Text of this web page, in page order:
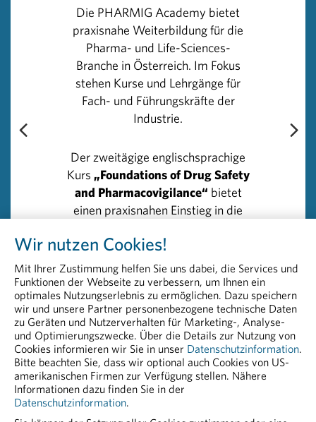
Substanz verabreicht werden darf. Darüber hinaus muss
für jeden einzelnen Studienteilnehmer in einer frühen
Phase ein engmaschiges, diagnostisches Monitoring
gewährleistet sein und eine intensivmedizinische
Notfallversorgung bereitstehen. Für jede Studie ist die
Zustimmung der zuständigen nationalen Behörde und
der Ethik-Kommissionen nötig. Die Teilnehmer müssen
zudem umfassend über die geplante Studie und über
mögliche Risiken informiert werden, bevor sie
einwilligen.
Derzeit laufen europaweit etwa 8000 Studien
unterschiedlicher Phasen, allein in Österreich sind es
über 500 klinische Studien mit mehr als 6000
Freiwilligen können laufend neue Medikamente
entwickelt werden, um bei vielen Patienten Leid zu
verringern und bei schweren Erkrankungen neue
Hoffnung zu geben. Dabei wird von allen Beteiligten
alles dazu getan, die Gefahr für die Teilnehmer einer
klinischen Studie möglichst gering zu halten.“
Die PHARMIG Academy bietet
praxisnahe Weiterbildung für die
Pharma- und Life-Sciences-
Branche in Österreich. Im Fokus
stehen Kurse und Lehrgänge für
Fach- und Führungskräfte der
Industrie.
Der zweitägige englischsprachige
Kurs „Foundations of Drug Safety
and Pharmacovigilance“ bietet
einen praxisnahen Einstieg in die
Pharmakovigilanz – ideal für
Fachkräfte im Bereich PV und
angrenzenden Funktionen.
>> Details und Anmeldung:
Foundations of Drug Safety and
Pharmacovigilance
Wir nutzen Cookies!
Mit Ihrer Zustimmung helfen Sie uns dabei, die Services und
Funktionen der Webseite zu verbessern, um Ihnen ein
optimales Nutzungserlebnis zu ermöglichen. Dazu speichern
wir und unsere Partner personenbezogene technische Daten
zu Geräten und Nutzerverhalten für Marketing-, Analyse-
und Optimierungszwecke. Über die Details zur Nutzung von
Cookies informieren wir Sie in unser Datenschutzinformation.
Bitte beachten Sie, dass wir optional auch Cookies von US-
amerikanischen Firmen zur Verfügung stellen. Nähere
Informationen dazu finden Sie in der
Datenschutzinformation.